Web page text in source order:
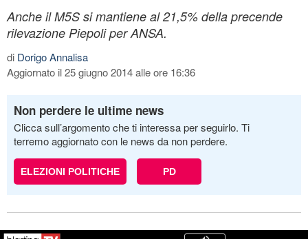
Anche il M5S si mantiene al 21,5% della precende
rilevazione Piepoli per ANSA.
di Dorigo Annalisa
Aggiornato il 25 giugno 2014 alle ore 16:36
Non perdere le ultime news
Clicca sull’argomento che ti interessa per seguirlo. Ti
terremo aggiornato con le news da non perdere.
ELEZIONI POLITICHE PD